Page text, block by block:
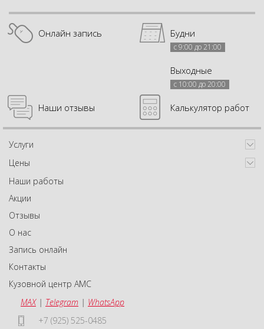
Онлайн запись Будни
с 9:00 до 21:00
Выходные
с 10:00 до 20:00
Наши отзывы Калькулятор работ
Услуги
Цены
Наши работы
Акции
Отзывы
О нас
Запись онлайн
Контакты
Кузовной центр АМС
MAX| Telegram | WhatsApp
+7 (925) 525-0485